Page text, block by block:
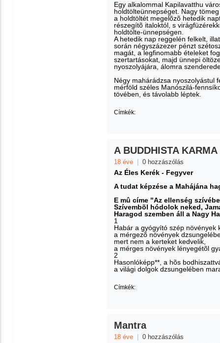
Egy alkalommal Kapilavatthu
holdtölteünnepséget. Nagy
a holdtöltét megelõzõ hetedik
részegítõ italoktól, s
holdtölte-ünnepségen.
A hetedik nap reggelén felkelt,
során négyszázezer pénzt
magát, a legfinomabb ételeket
szertartásokat, majd ünnepi
nyoszolyájára, álomra
Négy mahárádzsa nyoszolyástul
mérföld széles Manószilá-
tövében, és távolabb léptek.
Címkék:
A BUDDHISTA KARMA
18 éve 0 hozzászólás
Az Éles Kerék - Fegyver
A tudat képzése a Mahájána
E mû címe "Az ellenség
Szívembõl hódolok neked,
Haragod szemben áll a Nagy
1
Habár a gyógyító szép növények
a mérgezõ növények
mert nem a kerteket kedvelik,
a mérges növények lényegétõl
2
Hasonlóképp**, a hõs
a világi dolgok dzsungelében
Címkék:
Mantra
18 éve 0 hozzászólás